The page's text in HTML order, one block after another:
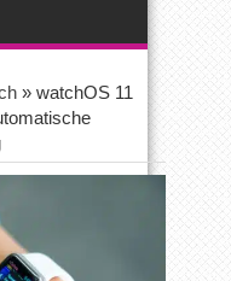
» watchOS 11